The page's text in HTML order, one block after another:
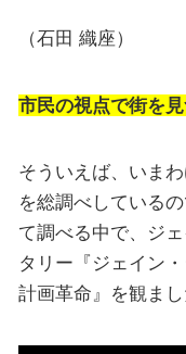
（石田 織座）
市民の視点で街を
そういえば、いま
を総調べしている
て調べる中で、ジ
タリー『ジェイン
計画革命』を観まし